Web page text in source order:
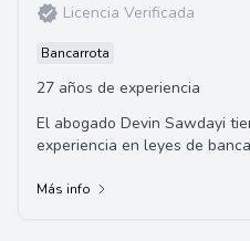
Licencia Verificada
Bancarrota
27 años de experiencia
El abogado Devin Sawdayi
experiencia en leyes de
Más info